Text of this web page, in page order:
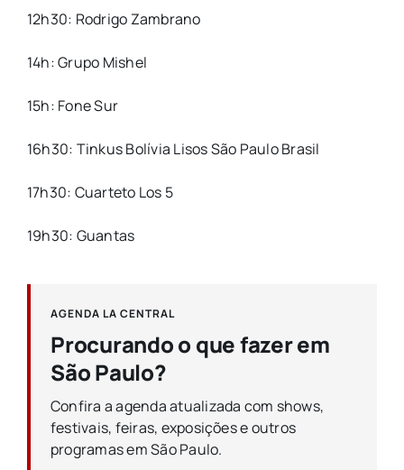
12h30: Rodrigo Zambrano
14h: Grupo Mishel
15h: Fone Sur
16h30: Tinkus Bolívia Lisos São Paulo Brasil
17h30: Cuarteto Los 5
19h30: Guantas
AGENDA LA CENTRAL
Procurando o que fazer em
São Paulo?
Confira a agenda atualizada com shows,
festivais, feiras, exposições e outros
programas em São Paulo.